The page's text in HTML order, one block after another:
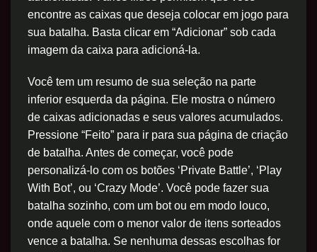
encontre as caixas que deseja colocar em jogo para
sua batalha. Basta clicar em “Adicionar” sob cada
imagem da caixa para adicioná-la.
Você tem um resumo de sua seleção na parte
inferior esquerda da página. Ele mostra o número
de caixas adicionadas e seus valores acumulados.
Pressione “Feito” para ir para sua página de criação
de batalha. Antes de começar, você pode
personalizá-lo com os botões ‘Private Battle’, ‘Play
With Bot’, ou ‘Crazy Mode’. Você pode fazer sua
batalha sozinho, com um bot ou em modo louco,
onde aquele com o menor valor de itens sorteados
vence a batalha. Se nenhuma dessas escolhas for